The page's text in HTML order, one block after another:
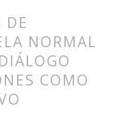
DE
NORMAL
COMO